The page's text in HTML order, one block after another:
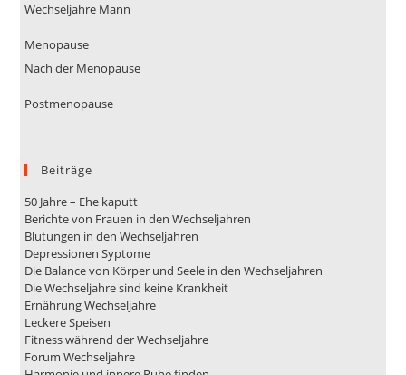
Wechseljahre Mann
Menopause
Nach der Menopause
Postmenopause
Beiträge
50 Jahre – Ehe kaputt
Berichte von Frauen in den Wechseljahren
Blutungen in den Wechseljahren
Depressionen Syptome
Die Balance von Körper und Seele in den Wechseljahren
Die Wechseljahre sind keine Krankheit
Ernährung Wechseljahre
Leckere Speisen
Fitness während der Wechseljahre
Forum Wechseljahre